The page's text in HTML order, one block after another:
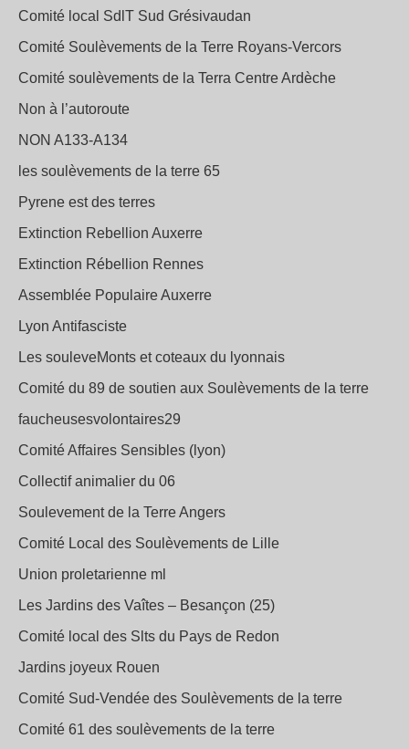
Comité local SdlT Sud Grésivaudan
Comité Soulèvements de la Terre Royans-Vercors
Comité soulèvements de la Terra Centre Ardèche
Non à l’autoroute
NON A133-A134
les soulèvements de la terre 65
Pyrene est des terres
Extinction Rebellion Auxerre
Extinction Rébellion Rennes
Assemblée Populaire Auxerre
Lyon Antifasciste
Les souleveMonts et coteaux du lyonnais
Comité du 89 de soutien aux Soulèvements de la terre
faucheusesvolontaires29
Comité Affaires Sensibles (lyon)
Collectif animalier du 06
Soulevement de la Terre Angers
Comité Local des Soulèvements de Lille
Union proletarienne ml
Les Jardins des Vaîtes – Besançon (25)
Comité local des Slts du Pays de Redon
Jardins joyeux Rouen
Comité Sud-Vendée des Soulèvements de la terre
Comité 61 des soulèvements de la terre